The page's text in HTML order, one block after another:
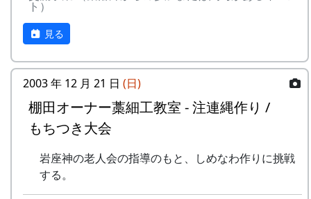
回程度)、施肥、脱穀、乾燥、籾すりなどは
地元農家で担当します。
実りの時期には、かかしを立てることができ
ます。
の家、悠遊館、ハーモニーパークなど)。
多可町の特産品がもらえます(1万円相当)。
田植え、稲刈り時のイベントに参加できま
す。
ト）
見る
2003 年 12 月 21 日 (日)
棚田オーナー藁細工教室 - 注連縄作り /
もちつき大会
岩座神の老人会の指導のもと、しめなわ作りに挑戦
する。